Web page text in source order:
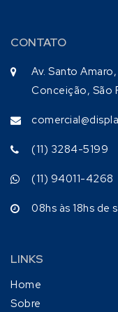
CONTATO
Av. Santo
Conceição, São
(11) 3284-5199
(11) 94011-4268
08hs às 18hs de
LINKS
Home
Sobre